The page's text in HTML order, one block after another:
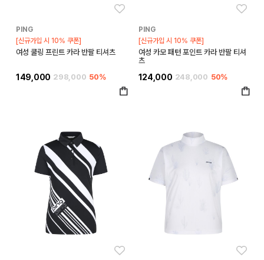
PING
[신규가입 시 10% 쿠폰]
여성 쿨링 프린트 카라 반팔 티셔츠
149,000 298,000 50%
PING
[신규가입 시 10% 쿠폰]
여성 카모 패턴 포인트 카라 반팔 티셔
츠
124,000 248,000 50%